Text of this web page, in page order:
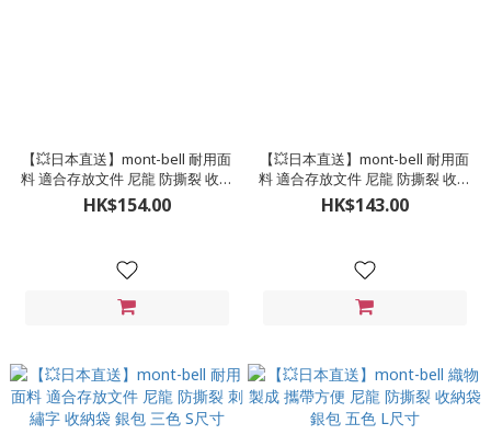
【💥日本直送】mont-bell 耐用面
料 適合存放文件 尼龍 防撕裂 收納
袋 銀包 三色 24 x 34 cm
HK$154.00
【💥日本直送】mont-bell 耐用面
料 適合存放文件 尼龍 防撕裂 收納
袋 銀包 三色 M尺寸
HK$143.00